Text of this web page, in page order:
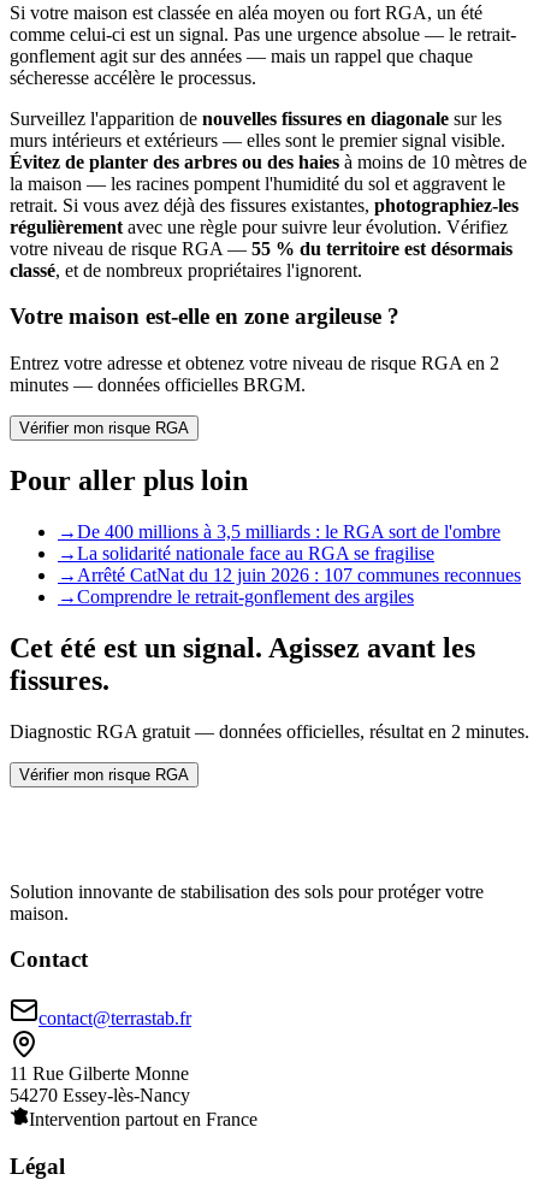
Si votre maison est classée en aléa moyen ou fort RGA, un été
comme celui-ci est un signal. Pas une urgence absolue — le retrait-
gonflement agit sur des années — mais un rappel que chaque
sécheresse accélère le processus.
Surveillez l'apparition de nouvelles fissures en diagonale sur les
murs intérieurs et extérieurs — elles sont le premier signal visible.
Évitez de planter des arbres ou des haies à moins de 10 mètres de
la maison — les racines pompent l'humidité du sol et aggravent le
retrait. Si vous avez déjà des fissures existantes, photographiez-les
régulièrement avec une règle pour suivre leur évolution. Vérifiez
votre niveau de risque RGA — 55 % du territoire est désormais
classé, et de nombreux propriétaires l'ignorent.
Votre maison est-elle en zone argileuse ?
Entrez votre adresse et obtenez votre niveau de risque RGA en 2
minutes — données officielles BRGM.
Vérifier mon risque RGA
Pour aller plus loin
→De 400 millions à 3,5 milliards : le RGA sort de l'ombre
→La solidarité nationale face au RGA se fragilise
→ Arrêté CatNat du 12 juin 2026 : 107 communes reconnues
→Comprendre le retrait-gonflement des argiles
Cet été est un signal. Agissez avant les
fissures.
Diagnostic RGA gratuit — données officielles, résultat en 2 minutes.
Vérifier mon risque RGA
Solution innovante de stabilisation des sols pour protéger votre
maison.
Contact
contact@terrastab.fr
11 Rue Gilberte Monne
54270 Essey-lès-Nancy
Intervention partout en France
Légal